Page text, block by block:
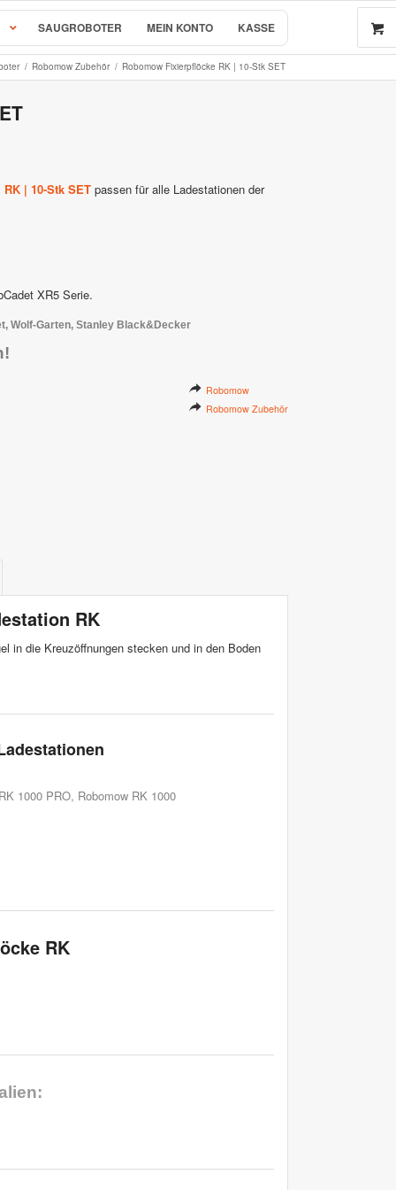
AL-KO
SAUGROBOTER MEIN KONTO KASSE
/ Robomow Zubehör / Robomow Fixierpflöcke RK | 10-Stk SET
| 10-Stk SET passen für alle Ladestationen der
XR5 Serie.
Wolf-Garten, Stanley Black&Decker
Robomow
Robomow Zubehör
RK
in die Kreuzöffnungen stecken und in den Boden
1000 PRO, Robomow RK 1000
RK